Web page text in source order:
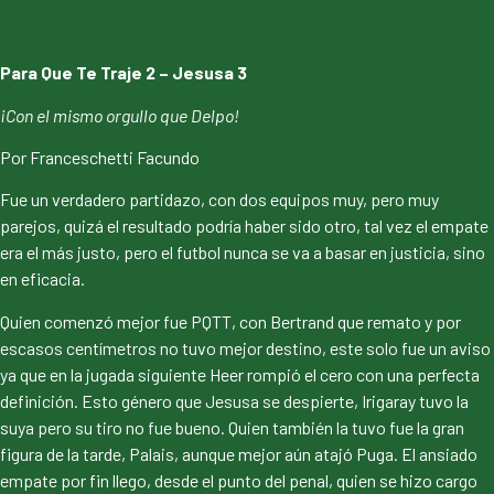
Para Que Te Traje 2 – Jesusa 3
¡Con el mismo orgullo que Delpo!
Por Franceschetti Facundo
Fue un verdadero partidazo, con dos equipos muy, pero muy
parejos, quizá el resultado podría haber sido otro, tal vez el empate
era el más justo, pero el futbol nunca se va a basar en justicia, sino
en eficacia.
Quien comenzó mejor fue PQTT, con Bertrand que remato y por
escasos centímetros no tuvo mejor destino, este solo fue un aviso
ya que en la jugada siguiente Heer rompió el cero con una perfecta
definición. Esto género que Jesusa se despierte, Irigaray tuvo la
suya pero su tiro no fue bueno. Quien también la tuvo fue la gran
figura de la tarde, Palais, aunque mejor aún atajó Puga. El ansiado
empate por fin llego, desde el punto del penal, quien se hizo cargo